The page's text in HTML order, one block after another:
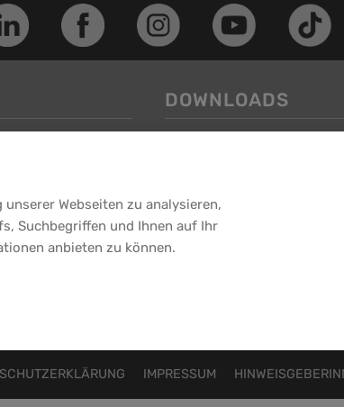
Webseiten zu analysieren,
Suchbegriffen und Ihnen auf Ihr
anbieten zu können.
DOWNLOADS
weitere Downloads >>
IMPRESSUM